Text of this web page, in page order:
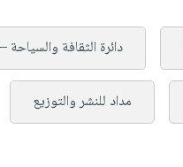
دائرة الثقافة
مداد للنشر والتوزيع